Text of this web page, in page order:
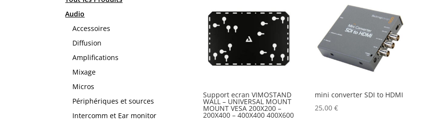
Audio
Accessoires
Diffusion
Amplifications
Mixage
Micros
Périphériques et sources
Intercomm et Ear monitor
décroissant
Support ecran VIMOSTAND
WALL – UNIVERSAL MOUNT
MOUNT VESA 200X200 –
200X400 – 400X400 400X600
mini converter SDI to HDMI
25,00 €